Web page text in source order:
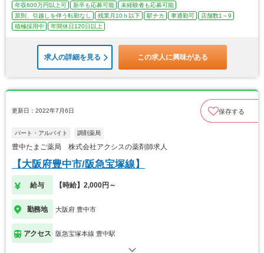
年収600万円以上可 新卒も応募可能
未経験者も応募可能
原則、引越しを伴う転勤なし
残業月10ｈ以下 駅チカ 車通勤可
店舗数1～9
積極採用中
年間休日120日以上
求人の詳細を見る この求人に興味がある
更新日：2022年7月6日 保存する
パート・アルバイト 調剤薬局
豊中たまご薬局 株式会社アクシスの薬剤師求人
【大阪府豊中市/阪急宝塚線】
給与 【時給】2,000円～
勤務地 大阪府 豊中市
アクセス 阪急宝塚本線 豊中駅